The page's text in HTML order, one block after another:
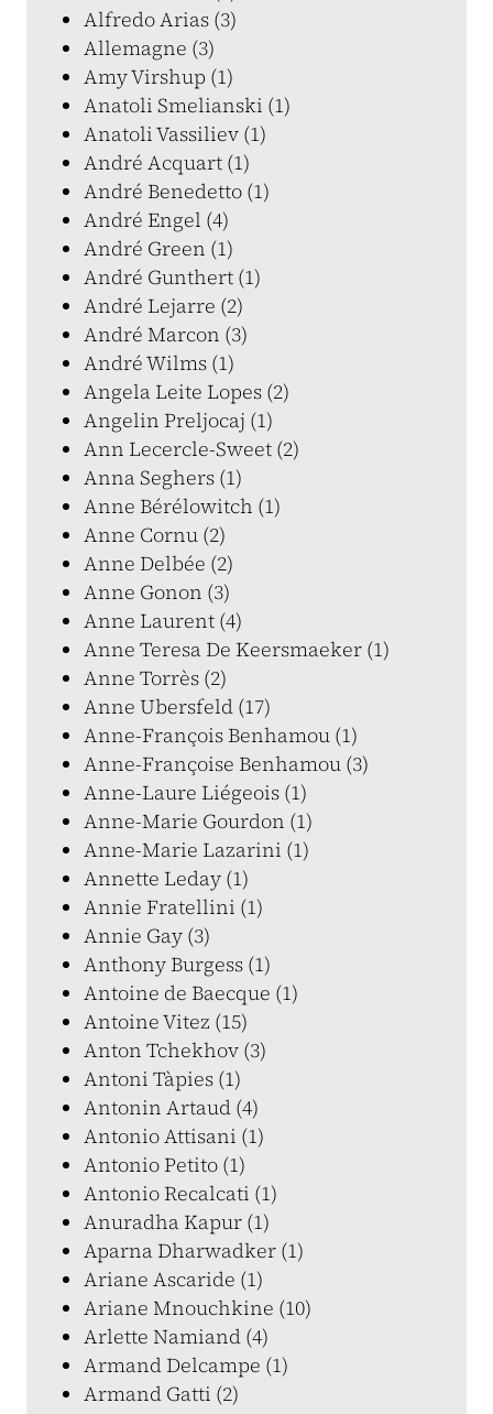
Alfredo Arias (3)
Allemagne (3)
Amy Virshup (1)
Anatoli Smelianski (1)
Anatoli Vassiliev (1)
André Acquart (1)
André Benedetto (1)
André Engel (4)
André Green (1)
André Gunthert (1)
André Lejarre (2)
André Marcon (3)
André Wilms (1)
Angela Leite Lopes (2)
Angelin Preljocaj (1)
Ann Lecercle-Sweet (2)
Anna Seghers (1)
Anne Bérélowitch (1)
Anne Cornu (2)
Anne Delbée (2)
Anne Gonon (3)
Anne Laurent (4)
Anne Teresa De Keersmaeker (1)
Anne Torrès (2)
Anne Ubersfeld (17)
Anne-François Benhamou (1)
Anne-Françoise Benhamou (3)
Anne-Laure Liégeois (1)
Anne-Marie Gourdon (1)
Anne-Marie Lazarini (1)
Annette Leday (1)
Annie Fratellini (1)
Annie Gay (3)
Anthony Burgess (1)
Antoine de Baecque (1)
Antoine Vitez (15)
Anton Tchekhov (3)
Antoni Tàpies (1)
Antonin Artaud (4)
Antonio Attisani (1)
Antonio Petito (1)
Antonio Recalcati (1)
Anuradha Kapur (1)
Aparna Dharwadker (1)
Ariane Ascaride (1)
Ariane Mnouchkine (10)
Arlette Namiand (4)
Armand Delcampe (1)
Armand Gatti (2)